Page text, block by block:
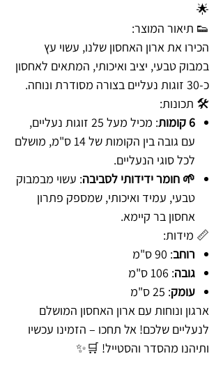
🌟
👟 תיאור המוצר:
הכירו את ארון האחסון שלנו, עשוי עץ
במבוק טבעי, יציב ואיכותי, המתאים לאחסון
כ-30 זוגות נעליים בצורה מסודרת ונוחה.
🛠️ תכונות:
6 קומות
: מכיל מעל 25 זוגות נעליים,
עם גובה בין הקומות של 14 ס"מ, מושלם
לכל סוגי הנעליים.
🌱 חומר ידידותי לסביבה: עשוי מבמבוק
טבעי, עמיד ואיכותי, שמספק פתרון
אחסון בר קיימא.
📏 מידות:
רוחב: 90 ס"מ
גובה: 106 ס"מ
עומק: 25 ס"מ
ארגון ונוחות עם ארון האחסון המושלם
לנעליים שלכם! אל תחכו – הזמינו עכשיו
ותיהנו מהסדר והסטייל! 🛒✨